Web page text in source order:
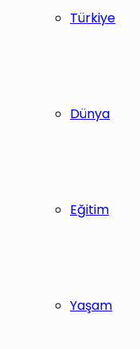
Türkiye
Dünya
Eğitim
Yaşam